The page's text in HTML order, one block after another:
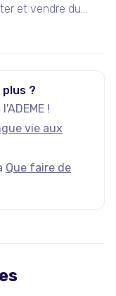
et vendre du
seconde main,
?
!
vie aux
Que faire de